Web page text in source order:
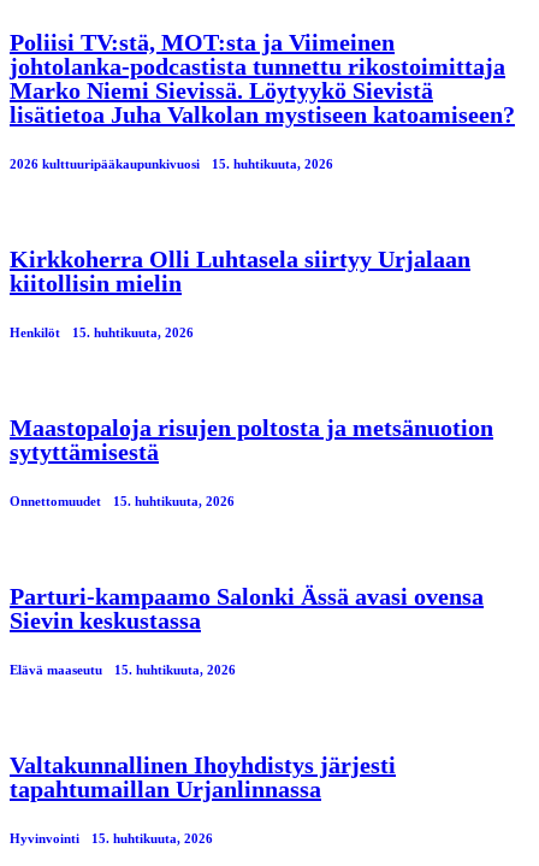
Poliisi TV:stä, MOT:sta ja Viimeinen
johtolanka-podcastista tunnettu rikostoimittaja
Marko Niemi Sievissä. Löytyykö Sievistä
lisätietoa Juha Valkolan mystiseen katoamiseen?
2026 kulttuuripääkaupunkivuosi 15. huhtikuuta, 2026
Kirkkoherra Olli Luhtasela siirtyy Urjalaan
kiitollisin mielin
Henkilöt 15. huhtikuuta, 2026
Maastopaloja risujen poltosta ja metsänuotion
sytyttämisestä
Onnettomuudet 15. huhtikuuta, 2026
Parturi-kampaamo Salonki Ässä avasi ovensa
Sievin keskustassa
Elävä maaseutu 15. huhtikuuta, 2026
Valtakunnallinen Ihoyhdistys järjesti
tapahtumaillan Urjanlinnassa
Hyvinvointi 15. huhtikuuta, 2026